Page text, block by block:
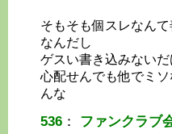
そもそも個スレなん
なんだし
ゲスい書き込みない
心配せんでも他でミ
んな
536 ： ファンクラブ